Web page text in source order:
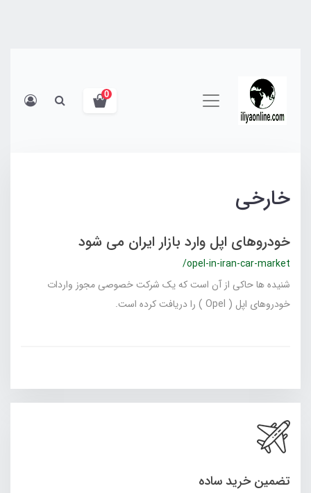
0
خارخی
خودروهای اپل وارد بازار ایران می شود
/opel-in-iran-car-market
شنیده ها حاکی از آن است که یک شرکت خصوصی مجوز واردات
خودروهای اپل ( Opel ) را دریافت کرده است.
تضمین خرید ساده